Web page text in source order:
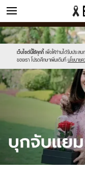
ข่าว
เว็บไซต์นี้ใช้คุกกี้ เพื่อให้ท่านได้รับประส
ของเรา โปรดศึกษาเพิ่มเติมที่ นโยบาย
Sanook
//s.isanook.com/sr/0/
new-
sanook.png
600
60
//s.isanook.com/ns/0/ud/